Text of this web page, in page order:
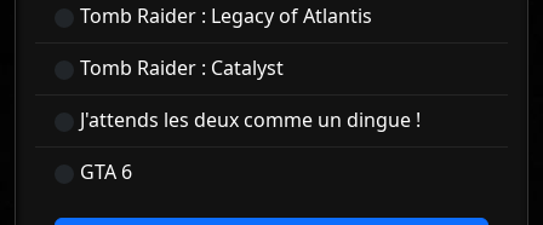
Tomb Raider : Legacy of Atlantis
Tomb Raider : Catalyst
J'attends les deux comme un dingue !
GTA 6